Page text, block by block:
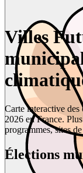
Villes
Carte interactive des
2026 en France.
programmes, sites
Élections